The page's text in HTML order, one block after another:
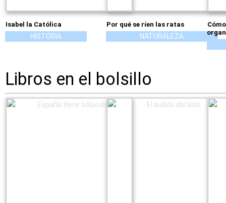
Isabel la Católica
HISTORIA
Por qué se ríen las ratas
NATURALEZA
Libros en el bolsillo